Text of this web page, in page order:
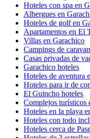
Hoteles con spa en
Albergues en
Hoteles de golf en
Apartamentos en El
Villas en Garachico
Campings de
Casas privadas de
Garachico hoteles
Hoteles de aventura
Hoteles para ir de
El Guincho hoteles
Complejos turísticos
Hoteles en la playa
Hoteles con todo
Hoteles cerca de